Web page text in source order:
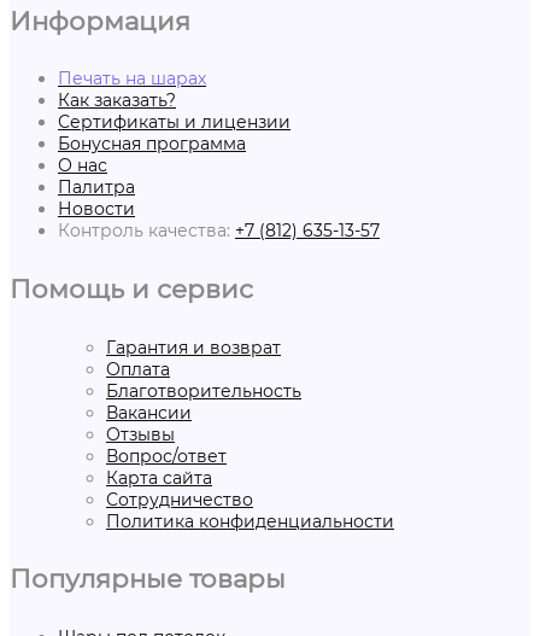
Информация
Печать на шарах
Как заказать?
Сертификаты и лицензии
Бонусная программа
О нас
Палитра
Новости
Контроль качества: +7 (812) 635-13-57
Помощь и сервис
Гарантия и возврат
Оплата
Благотворительность
Вакансии
Отзывы
Вопрос/ответ
Карта сайта
Сотрудничество
Политика конфиденциальности
Популярные товары